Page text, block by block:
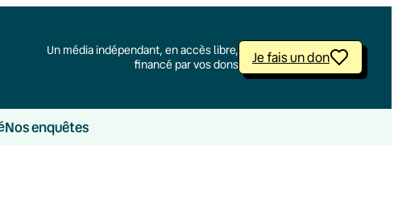
Un média indépendant, en accès libre,
financé par vos dons
Je fais un don
Nos enquêtes